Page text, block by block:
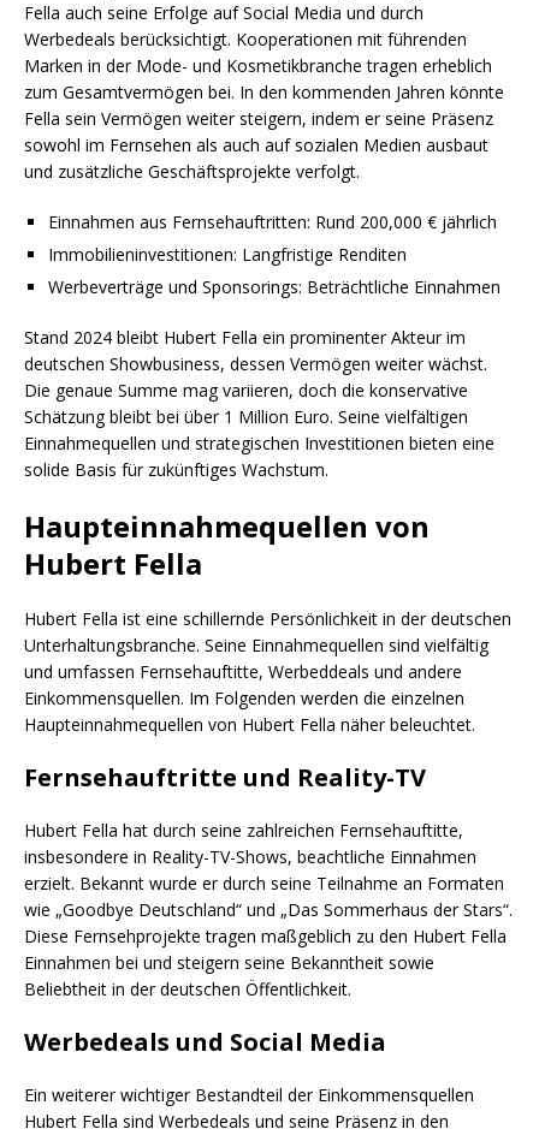
Fella auch seine Erfolge auf Social Media und durch
Werbedeals berücksichtigt. Kooperationen mit führenden
Marken in der Mode- und Kosmetikbranche tragen erheblich
zum Gesamtvermögen bei. In den kommenden Jahren könnte
Fella sein Vermögen weiter steigern, indem er seine Präsenz
sowohl im Fernsehen als auch auf sozialen Medien ausbaut
und zusätzliche Geschäftsprojekte verfolgt.
Einnahmen aus Fernsehauftritten: Rund 200,000 € jährlich
Immobilieninvestitionen: Langfristige Renditen
Werbeverträge und Sponsorings: Beträchtliche Einnahmen
Stand 2024 bleibt Hubert Fella ein prominenter Akteur im
deutschen Showbusiness, dessen Vermögen weiter wächst.
Die genaue Summe mag variieren, doch die konservative
Schätzung bleibt bei über 1 Million Euro. Seine vielfältigen
Einnahmequellen und strategischen Investitionen bieten eine
solide Basis für zukünftiges Wachstum.
Haupteinnahmequellen von
Hubert Fella
Hubert Fella ist eine schillernde Persönlichkeit in der deutschen
Unterhaltungsbranche. Seine Einnahmequellen sind vielfältig
und umfassen Fernsehauftitte, Werbeddeals und andere
Einkommensquellen. Im Folgenden werden die einzelnen
Haupteinnahmequellen von Hubert Fella näher beleuchtet.
Fernsehauftritte und Reality-TV
Hubert Fella hat durch seine zahlreichen Fernsehauftitte,
insbesondere in Reality-TV-Shows, beachtliche Einnahmen
erzielt. Bekannt wurde er durch seine Teilnahme an Formaten
wie „Goodbye Deutschland“ und „Das Sommerhaus der Stars“.
Diese Fernsehprojekte tragen maßgeblich zu den Hubert Fella
Einnahmen bei und steigern seine Bekanntheit sowie
Beliebtheit in der deutschen Öffentlichkeit.
Werbedeals und Social Media
Ein weiterer wichtiger Bestandteil der Einkommensquellen
Hubert Fella sind Werbedeals und seine Präsenz in den